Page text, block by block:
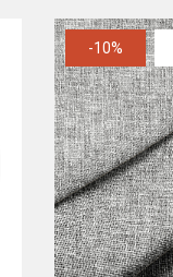
-10%